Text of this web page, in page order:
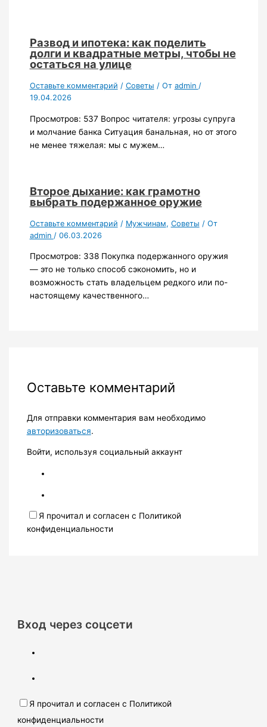
Развод и ипотека: как поделить
долги и квадратные метры, чтобы не
остаться на улице
Оставьте комментарий / Советы / От admin /
19.04.2026
Просмотров: 537 Вопрос читателя: угрозы супруга
и молчание банка Ситуация банальная, но от этого
не менее тяжелая: мы с мужем…
Второе дыхание: как грамотно
выбрать подержанное оружие
Оставьте комментарий / Мужчинам, Советы / От
admin / 06.03.2026
Просмотров: 338 Покупка подержанного оружия
— это не только способ сэкономить, но и
возможность стать владельцем редкого или по-
настоящему качественного…
Оставьте комментарий
Для отправки комментария вам необходимо
авторизоваться.
Войти, используя социальный аккаунт
Я прочитал и согласен с Политикой
конфиденциальности
Вход через соцсети
Я прочитал и согласен с Политикой
конфиденциальности